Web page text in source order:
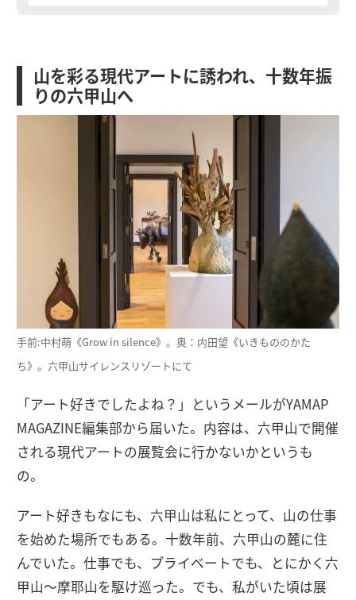
山を彩る現代アートに誘われ、十数年振
りの六甲山へ
手前:中村萌《Grow in silence》。奥：内田望《いきもののかた
ち》。六甲山サイレンスリゾートにて
「アート好きでしたよね？」というメールがYAMAP
MAGAZINE編集部から届いた。内容は、六甲山で開催
される現代アートの展覧会に行かないかというも
の。
アート好きもなにも、六甲山は私にとって、山の仕事
を始めた場所でもある。十数年前、六甲山の麓に住
んでいた。仕事でも、プライベートでも、とにかく六
甲山〜摩耶山を駆け巡った。でも、私がいた頃は展